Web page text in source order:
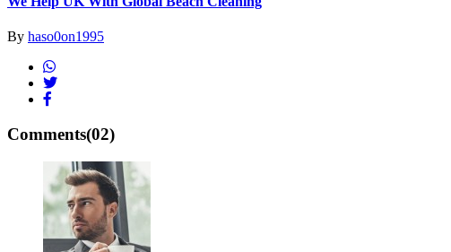
By haso0on1995
Comments(02)